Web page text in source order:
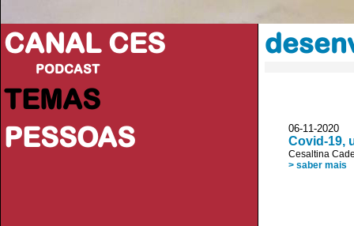
CANAL CES
PODCAST
TEMAS
PESSOAS
06-11-
Covid-19,
Cesaltina
> saber mais